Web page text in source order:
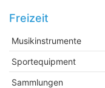
Freizeit
Musikinstrumente
Sportequipment
Sammlungen